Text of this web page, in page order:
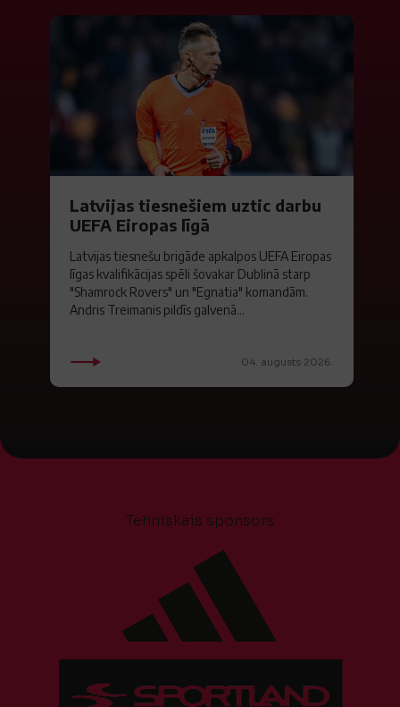
Latvijas tiesnešiem uztic darbu
UEFA Eiropas līgā
Latvijas tiesnešu brigāde apkalpos UEFA Eiropas
līgas kvalifikācijas spēli šovakar Dublinā starp
"Shamrock Rovers" un "Egnatia" komandām.
Andris Treimanis pildīs galvenā...
04. augusts 2026.
Tehniskais sponsors